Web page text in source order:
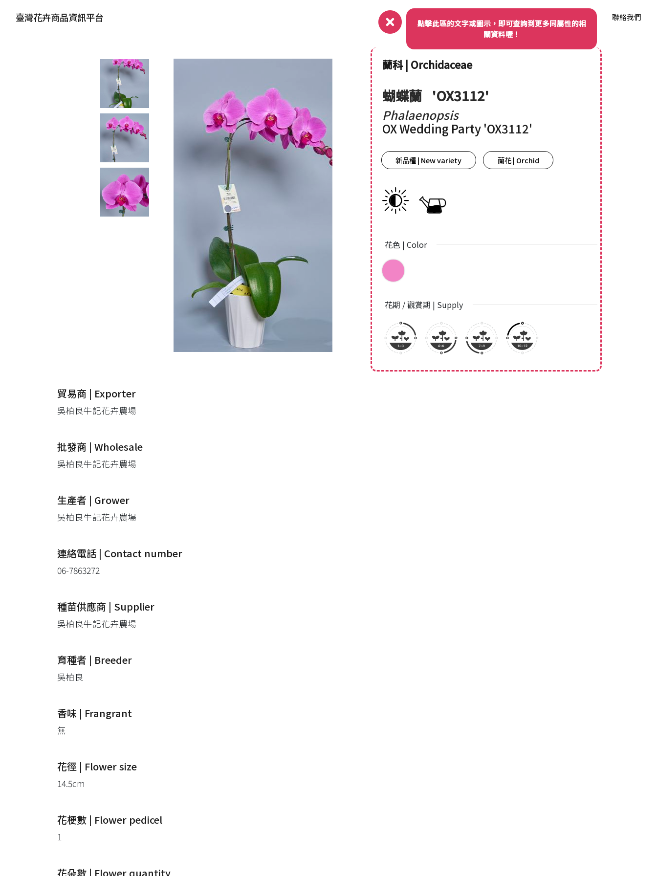
臺灣花卉商品資訊平台 聯絡我們
點擊此區的文字或圖示，即可查詢到更多同屬性的相
關資料喔！
蘭科 | Orchidaceae
蝴蝶蘭 'OX3112'
Phalaenopsis
OX Wedding Party 'OX3112'
新品種 | New variety 蘭花 | Orchid
花色 | Color
花期 / 觀賞期 | Supply
貿易商 | Exporter
吳柏良牛記花卉農場
批發商 | Wholesale
吳柏良牛記花卉農場
生產者 | Grower
吳柏良牛記花卉農場
連絡電話 | Contact number
06-7863272
種苗供應商 | Supplier
吳柏良牛記花卉農場
育種者 | Breeder
吳柏良
香味 | Frangrant
無
花徑 | Flower size
14.5cm
花梗數 | Flower pedicel
1
花朵數 | Flower quantity